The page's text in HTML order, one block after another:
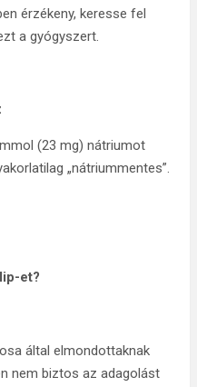
érzékeny, keresse fel
a gyógyszert.
(23 mg) nátriumot
„nátriummentes”.
et?
által elmondottaknak
nem biztos az adagolást